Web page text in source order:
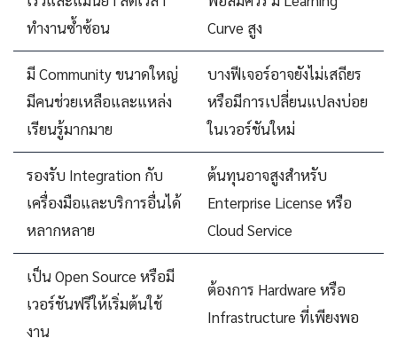
ทำงานซ้ำซ้อน
Curve สูง
มี Community ขนาดใหญ่
มีคนช่วยเหลือและแหล่ง
เรียนรู้มากมาย
บางฟีเจอร์อาจยังไม่เสถียร
หรือมีการเปลี่ยนแปลงบ่อย
ในเวอร์ชันใหม่
รองรับ Integration กับ
เครื่องมือและบริการอื่นได้
หลากหลาย
ต้นทุนอาจสูงสำหรับ
Enterprise License หรือ
Cloud Service
เป็น Open Source หรือมี
เวอร์ชันฟรีให้เริ่มต้นใช้
งาน
ต้องการ Hardware หรือ
Infrastructure ที่เพียงพอ